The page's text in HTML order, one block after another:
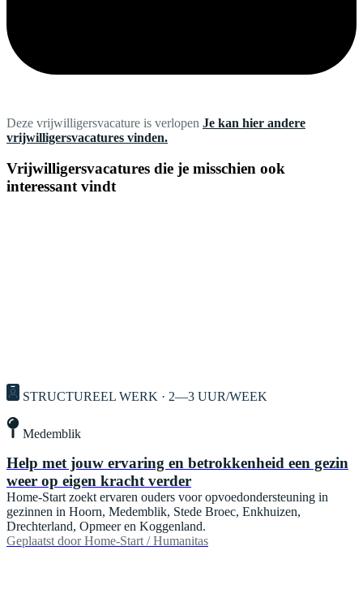
Deze vrijwilligersvacature is verlopen Je kan hier andere
vrijwilligersvacatures vinden.
Vrijwilligersvacatures die je misschien ook
interessant vindt
STRUCTUREEL WERK · 2—3 UUR/WEEK
Medemblik
Help met jouw ervaring en betrokkenheid een gezin
weer op eigen kracht verder
Home-Start zoekt ervaren ouders voor opvoedondersteuning in
gezinnen in Hoorn, Medemblik, Stede Broec, Enkhuizen,
Drechterland, Opmeer en Koggenland.
Geplaatst door Home-Start / Humanitas